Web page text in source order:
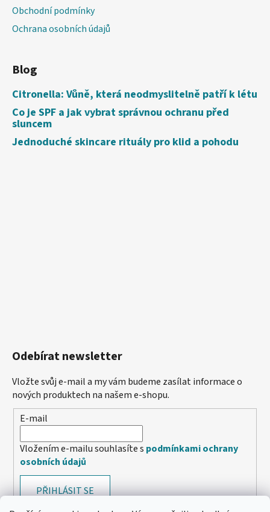
Obchodní podmínky
Ochrana osobních údajů
Blog
Citronella: Vůně, která neodmyslitelně patří k létu
Co je SPF a jak vybrat správnou ochranu před
sluncem
Jednoduché skincare rituály pro klid a pohodu
Odebírat newsletter
Vložte svůj e-mail a my vám budeme zasílat informace o
nových produktech na našem e-shopu.
E-mail
Vložením e-mailu souhlasíte s podmínkami ochrany
osobních údajů
PŘIHLÁSIT SE